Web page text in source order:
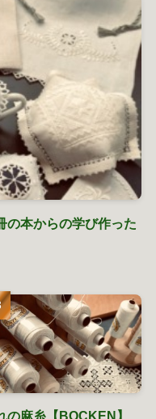
の本からの学び作った
の麻糸【BOCKEN】